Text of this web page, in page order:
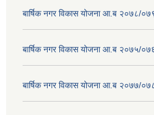
बार्षिक नगर विकास योजना आ.ब २०७८/
बार्षिक नगर विकास योजना आ.ब २०७५/
बार्षिक नगर विकास योजना आ.ब २०७७/